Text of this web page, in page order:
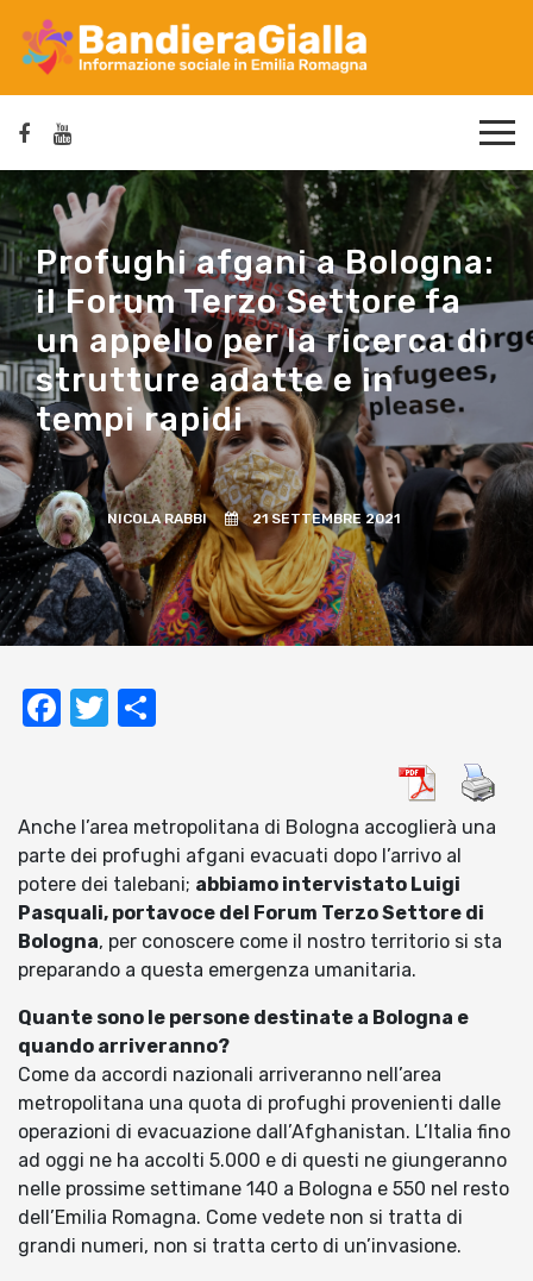
Profughi afgani a Bologna:
il Forum Terzo Settore fa
un appello per la ricerca di
strutture adatte e in
tempi rapidi
NICOLA RABBI 21 SETTEMBRE 2021
Facebook
Twitter
Anche l’area metropolitana di Bologna accoglierà una
parte dei profughi afgani evacuati dopo l’arrivo al
potere dei talebani; abbiamo intervistato Luigi
Pasquali, portavoce del Forum Terzo Settore di
Bologna, per conoscere come il nostro territorio si sta
preparando a questa emergenza umanitaria.
Quante sono le persone destinate a Bologna e
quando arriveranno?
Come da accordi nazionali arriveranno nell’area
metropolitana una quota di profughi provenienti dalle
operazioni di evacuazione dall’Afghanistan. L’Italia fino
ad oggi ne ha accolti 5.000 e di questi ne giungeranno
nelle prossime settimane 140 a Bologna e 550 nel resto
dell’Emilia Romagna. Come vedete non si tratta di
grandi numeri, non si tratta certo di un’invasione.